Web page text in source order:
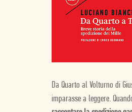
Da Quarto al Volturno di
imparasse a leggere.